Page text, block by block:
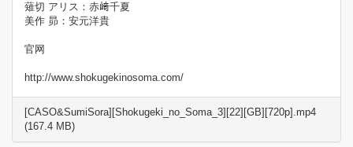
薙切 アリス：赤﨑千夏
美作 昴：安元洋貴
官网
http://www.shokugekinosoma.com/
[CASO&SumiSora][Shokugeki_no_Soma_3][22][GB][720p].mp4
(167.4 MB)